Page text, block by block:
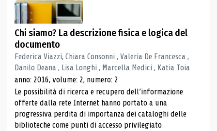
Chi siamo? La descrizione fisica e logica del
documento
Federica Viazzi, Chiara Consonni , Valeria De Francesca ,
Danilo Deana , Lisa Longhi , Marcella Medici , Katia Toia
anno: 2016, volume: 2, numero: 2
Le possibilità di ricerca e recupero dell’informazione
offerte dalla rete Internet hanno portato a una
progressiva perdita di importanza dei cataloghi delle
biblioteche come punti di accesso privilegiato